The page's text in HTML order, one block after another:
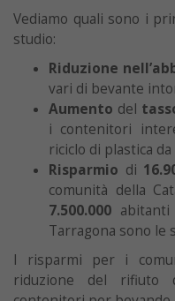
Vediamo quali sono i
studio:
Riduzione
vari di bevante
Aumento del
i contenitori
riciclo di plastica
Risparmio di
comunità della
7.500.000
Tarragona sono le
I risparmi per i
riduzione del rifiuto